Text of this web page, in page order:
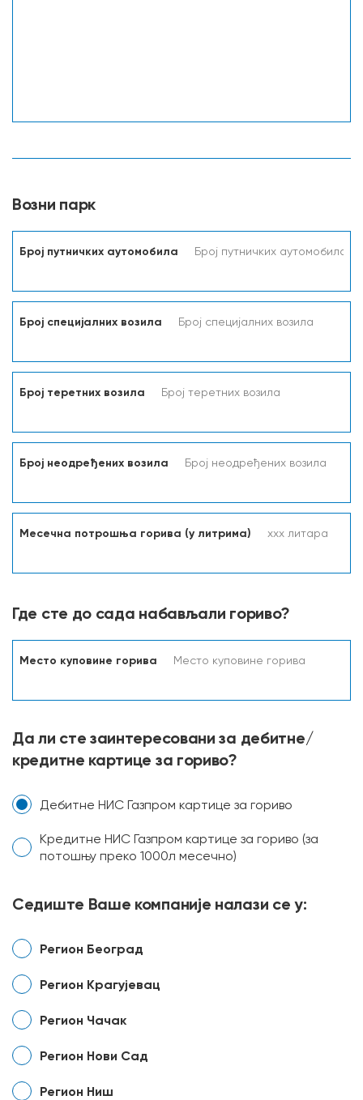
Возни парк
Број путничких аутомобила
Број специјалних возила
Број теретних возила
Број неодређених возила
Месечна потрошња горива (у литрима)
Где сте до сада набављали гориво?
Место куповине горива
Да ли сте заинтересовани за дебитне/
кредитне картице за гориво?
Дебитне НИС Газпром картице за гориво
Кредитне НИС Газпром картице за гориво (за
потошњу преко 1000л месечно)
Седиште Ваше компаније налази се у:
Регион Београд
Регион Крагујевац
Регион Чачак
Регион Нови Сад
Регион Ниш